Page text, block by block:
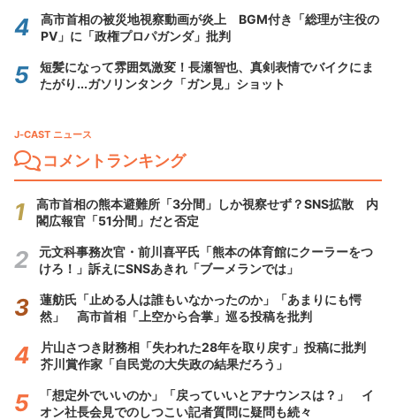
高市首相の被災地視察動画が炎上 BGM付き「総理が主役の
PV」に「政権プロパガンダ」批判
短髪になって雰囲気激変！長瀬智也、真剣表情でバイクにま
たがり...ガソリンタンク「ガン見」ショット
J-CAST ニュース
コメントランキング
高市首相の熊本避難所「3分間」しか視察せず？SNS拡散 内
閣広報官「51分間」だと否定
元文科事務次官・前川喜平氏「熊本の体育館にクーラーをつ
けろ！」訴えにSNSあきれ「ブーメランでは」
蓮舫氏「止める人は誰もいなかったのか」「あまりにも愕
然」 高市首相「上空から合掌」巡る投稿を批判
片山さつき財務相「失われた28年を取り戻す」投稿に批判
芥川賞作家「自民党の大失政の結果だろう」
「想定外でいいのか」「戻っていいとアナウンスは？」 イ
オン社長会見でのしつこい記者質問に疑問も続々